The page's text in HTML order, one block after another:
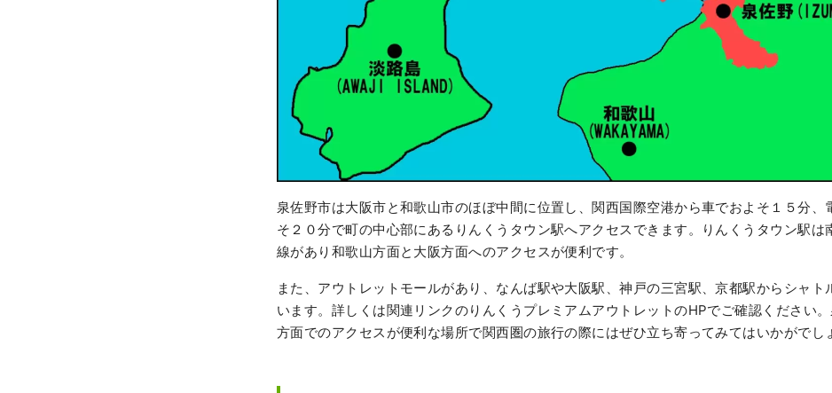
泉佐野市は大阪市と和歌山市のほぼ中間に位置し、関西国際空港から車でおよそ１５分、
そ２０分で町の中心部にあるりんくうタウン駅へアクセスできます。りんくうタウン駅は
線があり和歌山方面と大阪方面へのアクセスが便利です。
また、アウトレットモールがあり、なんば駅や大阪駅、神戸の三宮駅、京都駅からシャト
います。詳しくは関連リンクのりんくうプレミアムアウトレットのHPでご確認ください
方面でのアクセスが便利な場所で関西圏の旅行の際にはぜひ立ち寄ってみてはいかがでし